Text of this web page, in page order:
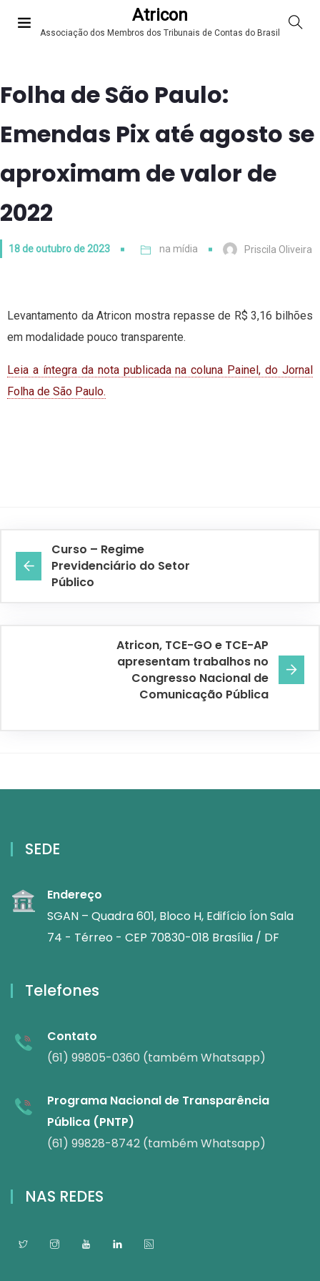
Atricon
Associação dos Membros dos Tribunais de Contas do Brasil
Folha de São Paulo:
Emendas Pix até agosto se
aproximam de valor de
2022
18 de outubro de 2023 na mídia Priscila Oliveira
Levantamento da Atricon mostra repasse de R$ 3,16 bilhões
em modalidade pouco transparente.
Leia a íntegra da nota publicada na coluna Painel, do Jornal
Folha de São Paulo.
Curso – Regime
Previdenciário do Setor
Público
Atricon, TCE-GO e TCE-AP
apresentam trabalhos no
Congresso Nacional de
Comunicação Pública
SEDE
Endereço
SGAN – Quadra 601, Bloco H, Edifício Íon Sala
74 - Térreo - CEP 70830-018 Brasília / DF
Telefones
Contato
(61) 99805-0360 (também Whatsapp)
Programa Nacional de Transparência
Pública (PNTP)
(61) 99828-8742 (também Whatsapp)
NAS REDES